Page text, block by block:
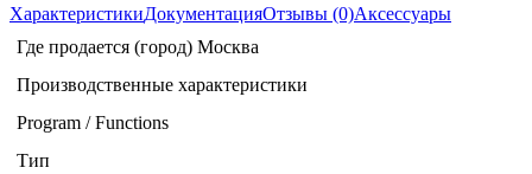
ХарактеристикиДокументацияОтзывы (0)Аксессуары
Где продается (город) Москва
Производственные характеристики
Program / Functions
Тип